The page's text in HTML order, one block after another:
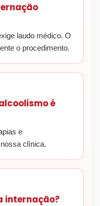
laudo médico. O
o procedimento.
é
e
clínica.
internação?